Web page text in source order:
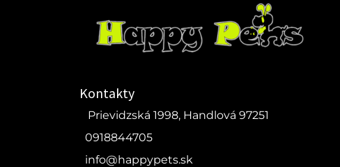
Kontakty
Prievidzská 1998, Handlová 97251
0918844705
info@happypets.sk